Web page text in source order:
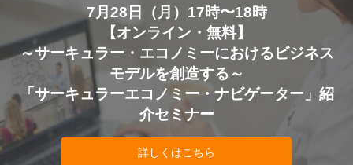
7月28日（月）17時〜18時
【オンライン・無料】
～サーキュラー・エコノミーにおけるビジネス
モデルを創造する～
「サーキュラーエコノミー・ナビゲーター」紹
介セミナー
詳しくはこちら